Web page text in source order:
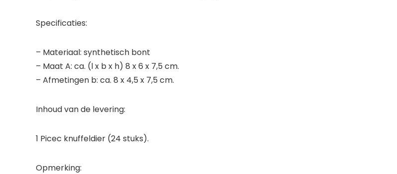
Specificaties:
– Materiaal: synthetisch bont
– Maat A: ca. (l x b x h) 8 x 6 x 7,5 cm.
– Afmetingen b: ca. 8 x 4,5 x 7,5 cm.
Inhoud van de levering:
1 Picec knuffeldier (24 stuks).
Opmerking: